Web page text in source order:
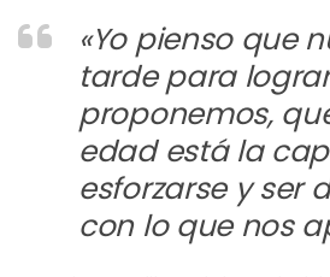
«Yo pienso que
tarde para
proponemos,
edad está la
esforzarse y ser
con lo que nos